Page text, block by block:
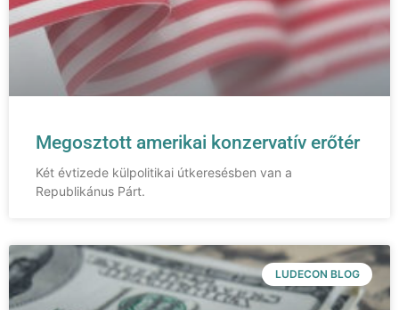
Megosztott amerikai konzervatív erőtér
Két évtizede külpolitikai útkeresésben van a
Republikánus Párt.
LUDECON BLOG